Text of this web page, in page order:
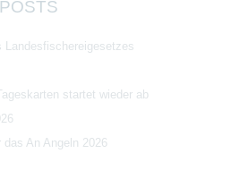
Landesfischereigesetzes
startet wieder ab
das An Angeln 2026